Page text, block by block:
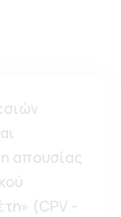
απουσίας
(CPV -